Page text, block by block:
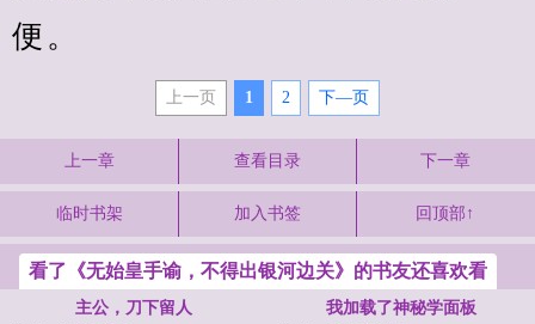
便。
上一页 1 2 下—页
上一章 查看目录 下一章
临时书架 加入书签 回顶部↑
看了《无始皇手谕，不得出银河边关》的书友还喜欢看
主公，刀下留人
我加载了神秘学面板